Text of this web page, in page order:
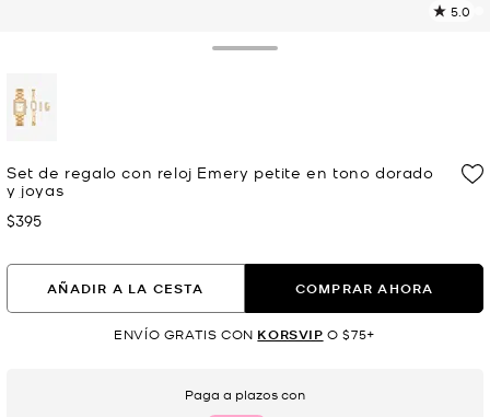
5.0
Set de regalo con reloj Emery petite en tono dorado
y joyas
Ahora
$395
AÑADIR A LA CESTA COMPRAR AHORA
ENVÍO GRATIS CON KORSVIP O $75+
Paga a plazos con